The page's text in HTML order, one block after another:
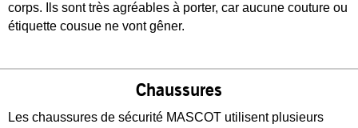
corps. Ils sont très agréables à porter, car aucune couture ou
étiquette cousue ne vont gêner.
Chaussures
Les chaussures de sécurité MASCOT utilisent plusieurs